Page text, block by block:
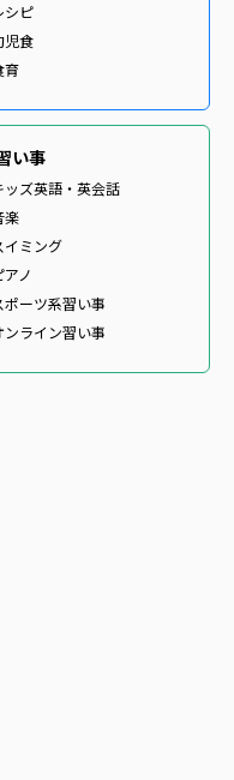
シピ
児食
育
い事
ッズ英語・英会話
楽
イミング
アノ
ポーツ系習い事
ンライン習い事